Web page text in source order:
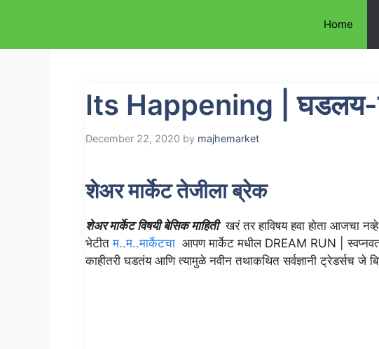
Home
Its Happening | घडलय-
December 22, 2020 by majhemarket
शेअर मार्केट तेजीला ब्रेक
शेअर मार्केट विषयी बेसिक माहितीखरं तर हाविषय हवा होता आजचा नव्हे
भेटीतम..म..मार्केटचा आपण मार्केट मधील DREAM RUN |
काहीतरी घडतंय आणि त्यामुळे नवीन तथाकथित सर्वज्ञानी ट्रेडर्सच जे